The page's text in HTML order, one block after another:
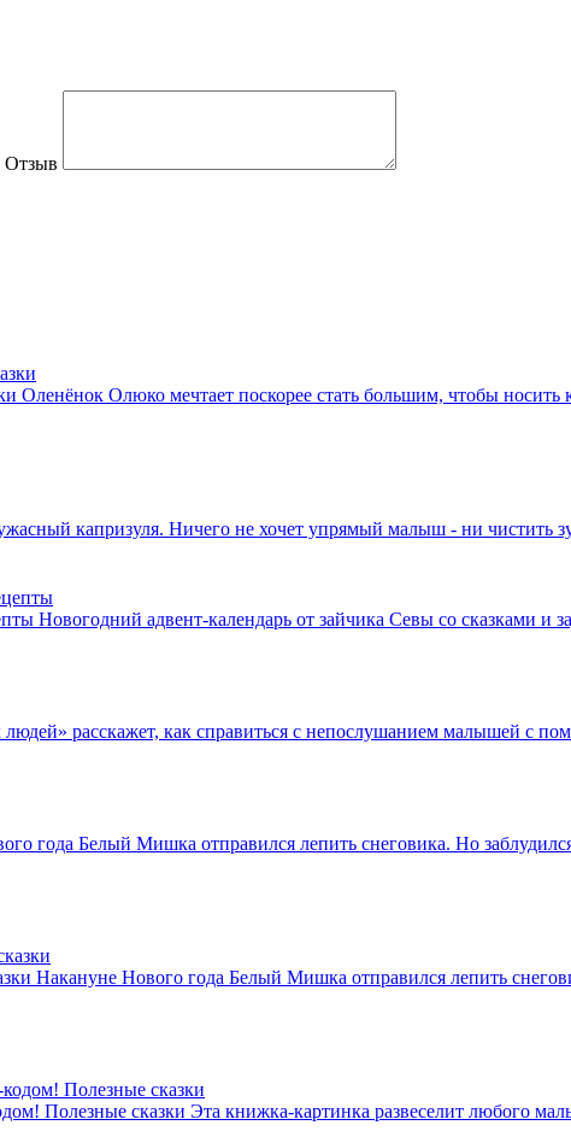
Отзыв
Оленёнок Олюко мечтает поскорее стать большим, чтобы носить
капризуля. Ничего не хочет упрямый малыш - ни чистить
Новогодний адвент-календарь от зайчика Севы со сказками и
людей» расскажет, как справиться с непослушанием малышей с
года Белый Мишка отправился лепить снеговика. Но
Накануне Нового года Белый Мишка отправился лепить
Полезные сказки Эта книжка-картинка развеселит любого